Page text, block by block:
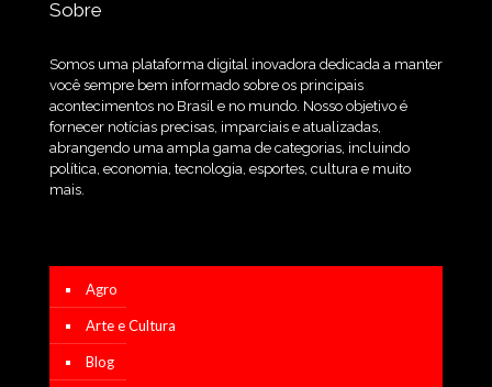
Sobre
Somos uma plataforma digital inovadora dedicada a manter
você sempre bem informado sobre os principais
acontecimentos no Brasil e no mundo. Nosso objetivo é
fornecer notícias precisas, imparciais e atualizadas,
abrangendo uma ampla gama de categorias, incluindo
política, economia, tecnologia, esportes, cultura e muito
mais.
Agro
Arte e Cultura
Blog